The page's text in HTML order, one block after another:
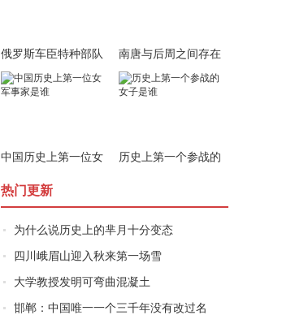
俄罗斯车臣特种部队
厉害吗?
南唐与后周之间存在
哪些差异和共同
中国历史上第一位女
历史上第一个参战的
热门更新
为什么说历史上的芈月十分变态
四川峨眉山迎入秋来第一场雪
大学教授发明可弯曲混凝土
邯郸：中国唯一一个三千年没有改过名